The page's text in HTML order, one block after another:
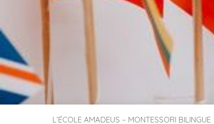
L’ÉCOLE AMADEUS – MONTESSORI BILINGUE